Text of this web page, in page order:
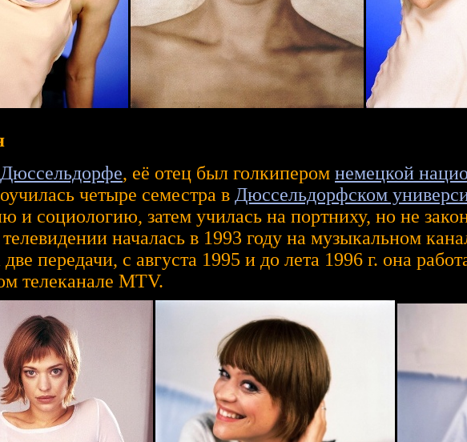
Дюссельдорфе, её отец был голкипером немецкой
четыре семестра в Дюссельдорфском
и социологию, затем училась на портниху, но не
началась в 1993 году на музыкальном
передачи, с августа 1995 и до лета 1996 г. она
телеканале MTV.